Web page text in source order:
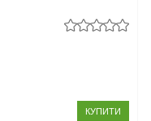
КУПИТИ